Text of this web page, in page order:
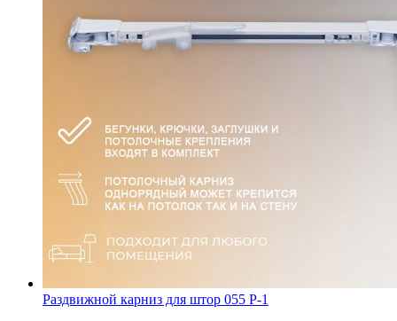
Раздвижной карниз для штор 055 P-1